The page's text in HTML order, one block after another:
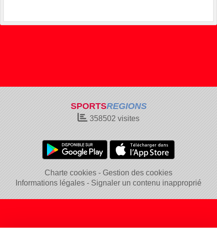
SPORTSREGIONS
358502 visites
Charte cookies
Gestion des cookies
Informations légales
Signaler un contenu inapproprié